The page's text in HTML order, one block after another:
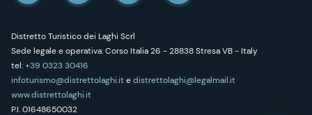
Distretto Turistico dei Laghi Scrl
Sede legale e operativa: Corso Italia 26 - 28838 Stresa VB - Italy
tel:+39 0323 30416
infoturismo@distrettolaghi.itedistrettolaghi@legalmail.it
www.distrettolaghi.it
P.I. 01648650032